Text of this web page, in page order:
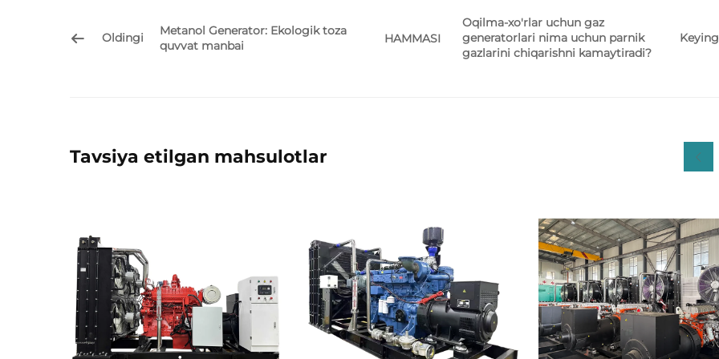
Oldingi
Metanol Generator: Ekologik toza
quvvat manbai
HAMMASI
Oqilma-xo'rlar uchun gaz
generatorlari nima uchun parnik
gazlarini chiqarishni kamaytiradi?
Tavsiya etilgan mahsulotlar